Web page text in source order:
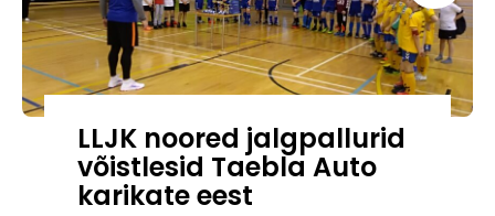
LLJK noored jalgpallurid
võistlesid Taebla Auto
karikate eest